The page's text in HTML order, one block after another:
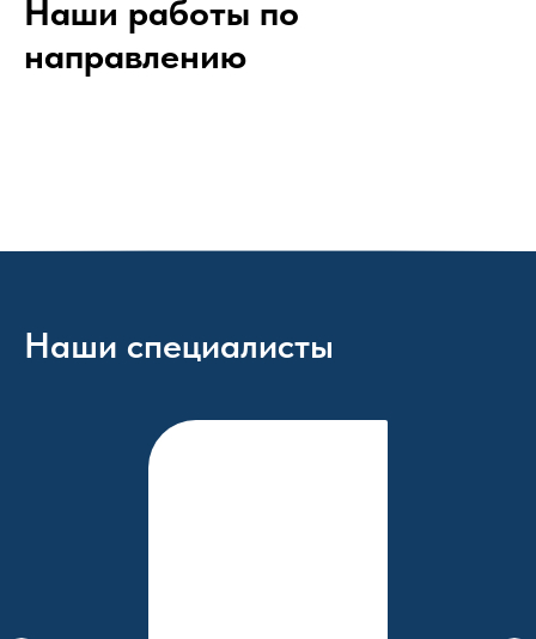
Наши работы по
направлению
Наши специалисты